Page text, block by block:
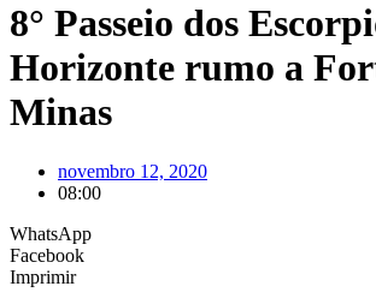
8° Passeio dos
Horizonte rumo a
Minas
novembro 12, 2020
08:00
WhatsApp
Facebook
Imprimir